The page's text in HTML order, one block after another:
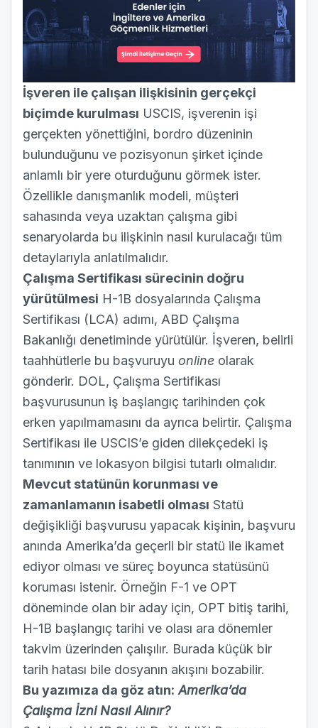
İşveren ile çalışan ilişkisinin gerçekçi
biçimde kurulması USCIS, işverenin işi
gerçekten yönettiğini, bordro düzeninin
bulunduğunu ve pozisyonun şirket içinde
anlamlı bir yere oturduğunu görmek ister.
Özellikle danışmanlık modeli, müşteri
sahasında veya uzaktan çalışma gibi
senaryolarda bu ilişkinin nasıl kurulacağı tüm
detaylarıyla anlatılmalıdır.
Çalışma Sertifikası sürecinin doğru
yürütülmesi H-1B dosyalarında Çalışma
Sertifikası (LCA) adımı, ABD Çalışma
Bakanlığı denetiminde yürütülür. İşveren, belirli
taahhütlerle bu başvuruyu online olarak
gönderir. DOL, Çalışma Sertifikası
başvurusunun iş başlangıç tarihinden çok
erken yapılmamasını da ayrıca belirtir. Çalışma
Sertifikası ile USCIS’e giden dilekçedeki iş
tanımının ve lokasyon bilgisi tutarlı olmalıdır.
Mevcut statünün korunması ve
zamanlamanın isabetli olması Statü
değişikliği başvurusu yapacak kişinin, başvuru
anında Amerika’da geçerli bir statü ile ikamet
ediyor olması ve süreç boyunca statüsünü
koruması istenir. Örneğin F-1 ve OPT
döneminde olan bir aday için, OPT bitiş tarihi,
H-1B başlangıç tarihi ve olası ara dönemler
takvim üzerinden çalışılır. Burada küçük bir
tarih hatası bile dosyanın akışını bozabilir.
Bu yazımıza da göz atın: Amerika’da
Çalışma İzni Nasıl Alınır?